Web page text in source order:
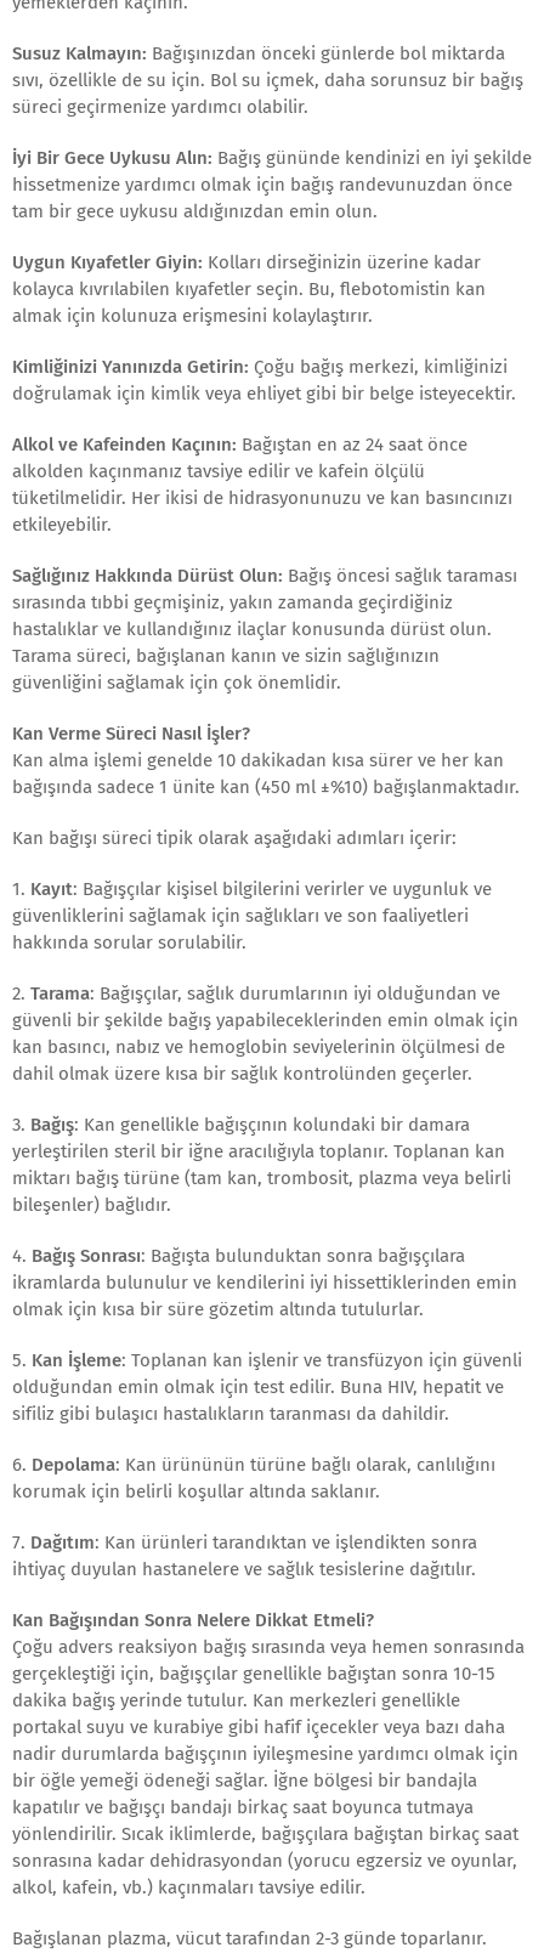
Susuz Kalmayın: Bağışınızdan önceki günlerde bol miktarda
sıvı, özellikle de su için. Bol su içmek, daha sorunsuz bir bağış
süreci geçirmenize yardımcı olabilir.
İyi Bir Gece Uykusu Alın: Bağış gününde kendinizi en iyi şekilde
hissetmenize yardımcı olmak için bağış randevunuzdan önce
tam bir gece uykusu aldığınızdan emin olun.
Uygun Kıyafetler Giyin: Kolları dirseğinizin üzerine kadar
kolayca kıvrılabilen kıyafetler seçin. Bu, flebotomistin kan
almak için kolunuza erişmesini kolaylaştırır.
Kimliğinizi Yanınızda Getirin: Çoğu bağış merkezi, kimliğinizi
doğrulamak için kimlik veya ehliyet gibi bir belge isteyecektir.
Alkol ve Kafeinden Kaçının: Bağıştan en az 24 saat önce
alkolden kaçınmanız tavsiye edilir ve kafein ölçülü
tüketilmelidir. Her ikisi de hidrasyonunuzu ve kan basıncınızı
etkileyebilir.
Sağlığınız Hakkında Dürüst Olun: Bağış öncesi sağlık taraması
sırasında tıbbi geçmişiniz, yakın zamanda geçirdiğiniz
hastalıklar ve kullandığınız ilaçlar konusunda dürüst olun.
Tarama süreci, bağışlanan kanın ve sizin sağlığınızın
güvenliğini sağlamak için çok önemlidir.
Kan Verme Süreci Nasıl İşler?
Kan alma işlemi genelde 10 dakikadan kısa sürer ve her kan
bağışında sadece 1 ünite kan (450 ml ±%10) bağışlanmaktadır.
Kan bağışı süreci tipik olarak aşağıdaki adımları içerir:
1. Kayıt: Bağışçılar kişisel bilgilerini verirler ve uygunluk ve
güvenliklerini sağlamak için sağlıkları ve son faaliyetleri
hakkında sorular sorulabilir.
2. Tarama: Bağışçılar, sağlık durumlarının iyi olduğundan ve
güvenli bir şekilde bağış yapabileceklerinden emin olmak için
kan basıncı, nabız ve hemoglobin seviyelerinin ölçülmesi de
dahil olmak üzere kısa bir sağlık kontrolünden geçerler.
3. Bağış: Kan genellikle bağışçının kolundaki bir damara
yerleştirilen steril bir iğne aracılığıyla toplanır. Toplanan kan
miktarı bağış türüne (tam kan, trombosit, plazma veya belirli
bileşenler) bağlıdır.
4. Bağış Sonrası: Bağışta bulunduktan sonra bağışçılara
ikramlarda bulunulur ve kendilerini iyi hissettiklerinden emin
olmak için kısa bir süre gözetim altında tutulurlar.
5. Kan İşleme: Toplanan kan işlenir ve transfüzyon için güvenli
olduğundan emin olmak için test edilir. Buna HIV, hepatit ve
sifiliz gibi bulaşıcı hastalıkların taranması da dahildir.
6. Depolama: Kan ürününün türüne bağlı olarak, canlılığını
korumak için belirli koşullar altında saklanır.
7. Dağıtım: Kan ürünleri tarandıktan ve işlendikten sonra
ihtiyaç duyulan hastanelere ve sağlık tesislerine dağıtılır.
Kan Bağışından Sonra Nelere Dikkat Etmeli?
Çoğu advers reaksiyon bağış sırasında veya hemen sonrasında
gerçekleştiği için, bağışçılar genellikle bağıştan sonra 10-15
dakika bağış yerinde tutulur. Kan merkezleri genellikle
portakal suyu ve kurabiye gibi hafif içecekler veya bazı daha
nadir durumlarda bağışçının iyileşmesine yardımcı olmak için
bir öğle yemeği ödeneği sağlar. İğne bölgesi bir bandajla
kapatılır ve bağışçı bandajı birkaç saat boyunca tutmaya
yönlendirilir. Sıcak iklimlerde, bağışçılara bağıştan birkaç saat
sonrasına kadar dehidrasyondan (yorucu egzersiz ve oyunlar,
alkol, kafein, vb.) kaçınmaları tavsiye edilir.
Bağışlanan plazma, vücut tarafından 2-3 günde toparlanır.